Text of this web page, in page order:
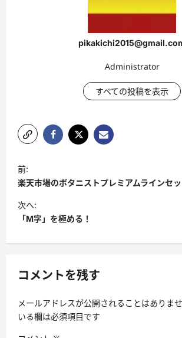
Administrator
すべての投稿を表示
投
稿
ナ
ビ
シ
ン
前:
楽天市場のボタニストプレミアムラインセ
次へ:
「M字」を極める！
コメントを残す
メールアドレスが公開されることはありませ
いる欄は必須項目です